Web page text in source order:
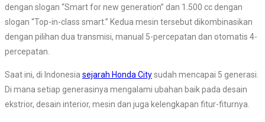
dengan slogan “Smart for new generation” dan 1.500 cc dengan
slogan “Top-in-class smart.” Kedua mesin tersebut dikombinasikan
dengan pilihan dua transmisi, manual 5-percepatan dan otomatis 4-
percepatan.
Saat ini, di Indonesia sejarah Honda Citysudah mencapai 5 generasi.
Di mana setiap generasinya mengalami ubahan baik pada desain
ekstrior, desain interior, mesin dan juga kelengkapan fitur-fiturnya.